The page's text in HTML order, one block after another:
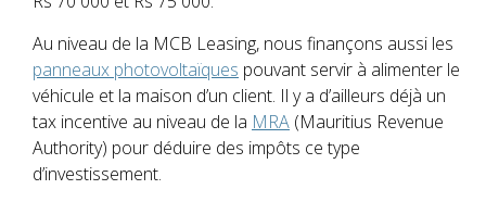
Au niveau de la MCB Leasing, nous finançons aussi les
panneaux photovoltaïques pouvant servir à alimenter le
véhicule et la maison d’un client. Il y a d’ailleurs déjà un
tax incentive au niveau de la MRA (Mauritius Revenue
Authority) pour déduire des impôts ce type
d’investissement.